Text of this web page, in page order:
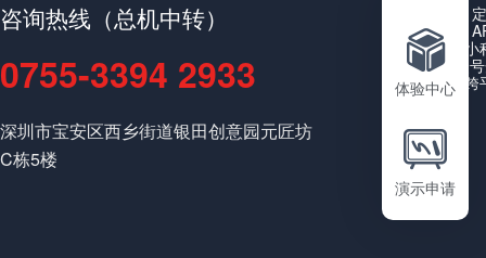
体验中心
演示申请
咨询热线（总机中转）
0755-3394 2933
深圳市宝安区西乡街道银田创意园元匠坊
C栋5楼
公众